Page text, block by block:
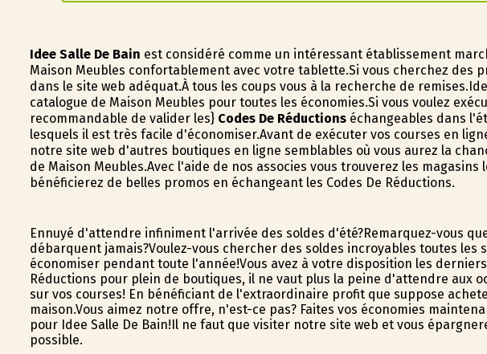
Idee Salle De Bain est considéré comme un intéressant établissement
Maison Meubles confortablement avec votre tablette.Si vous cherchez des
dans le site web adéquat.À tous les coups vous à la recherche de
catalogue de Maison Meubles pour toutes les économies.Si vous voulez
recommandable de valider les} Codes De Réductionséchangeables dans
lesquels il est très facile d'économiser.Avant de exécuter vos courses en
notre site web d'autres boutiques en ligne semblables où vous aurez la
de Maison Meubles.Avec l'aide de nos associes vous trouverez les magasins
bénéficierez de belles promos en échangeant les Codes De Réductions.
Ennuyé d'attendre infiniment l'arrivée des soldes d'été?Remarquez-vous
débarquent jamais?Voulez-vous chercher des soldes incroyables toutes les
économiser pendant toute l'année!Vous avez à votre disposition les derniers
Réductions pour plein de boutiques, il ne vaut plus la peine d'attendre aux
sur vos courses! En bénéficiant de l'extraordinaire profit que suppose
maison.Vous aimez notre offre, n'est-ce pas? Faites vos économies
pour Idee Salle De Bain!Il ne faut que visiter notre site web et vous
possible.